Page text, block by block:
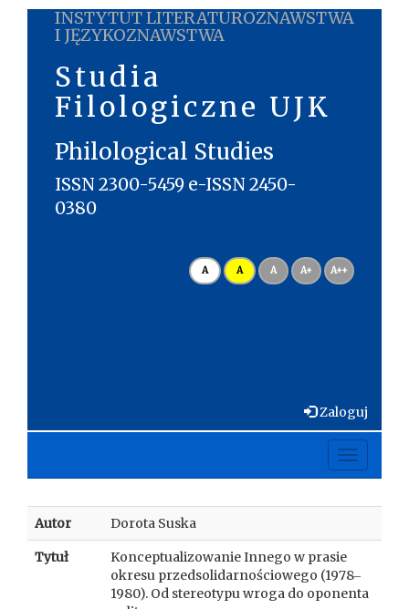
INSTYTUT LITERATUROZNAWSTWA
I JĘZYKOZNAWSTWA
Studia
Filologiczne UJK
Philological Studies
ISSN 2300-5459 e-ISSN 2450-
0380
A A A A+ A++
Zaloguj
Toggle
Autor Dorota Suska
Tytuł
Konceptualizowanie Innego w prasie
okresu przedsolidarnościowego (1978‒
1980). Od stereotypu wroga do oponenta